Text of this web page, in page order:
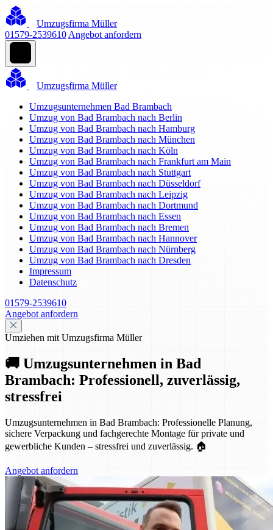
Umzugsfirma Müller
01579-2539610 Angebot anfordern
Umzugsfirma Müller
Umzugsunternehmen Bad Brambach
Umzug von Bad Brambach nach Berlin
Umzug von Bad Brambach nach Hamburg
Umzug von Bad Brambach nach München
Umzug von Bad Brambach nach Köln
Umzug von Bad Brambach nach Frankfurt am Main
Umzug von Bad Brambach nach Stuttgart
Umzug von Bad Brambach nach Düsseldorf
Umzug von Bad Brambach nach Leipzig
Umzug von Bad Brambach nach Dortmund
Umzug von Bad Brambach nach Essen
Umzug von Bad Brambach nach Bremen
Umzug von Bad Brambach nach Hannover
Umzug von Bad Brambach nach Nürnberg
Umzug von Bad Brambach nach Dresden
Impressum
Datenschutz
01579-2539610
Angebot anfordern
Umziehen mit Umzugsfirma Müller
🚚 Umzugsunternehmen in Bad
Brambach: Professionell, zuverlässig,
stressfrei
Umzugsunternehmen in Bad Brambach: Professionelle Planung,
sichere Verpackung und fachgerechte Montage für private und
gewerbliche Kunden – stressfrei und zuverlässig. 🏠
Angebot anfordern